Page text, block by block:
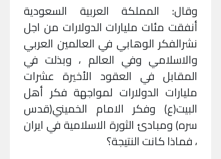
وقال: المملكة العربية السعودية
أنفقت مئات مليارات الدولارات من اجل
نشرالفكر الوهابي في العالمين العربي
والاسلامي وفي العالم ، وبذلت في
المقابل في العقود الأخيرة عشرات
مليارات الدولارات لمواجهة فكر أهل
البيت(ع) وفكر الامام الخميني(قدس
سره) ومبادئ الثورة الاسلامية في ايران
، فماذا كانت النتيجة؟